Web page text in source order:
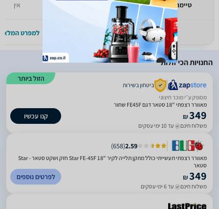
טיימר אין
למפרט המלא >>
אין
למפרט המלא
החנויות הכי זולות
הזול ביותר
ביטחון בשירות
מסופק ע״י מוכר חיצוני
מאוורר רצפתי "18 סטאר דגם FE45F שחור
₪349
משלוח חינם עד 10 ימי עסקים
קנו עכשיו
2.59
(
658
)
מאוורר רצפתי תעשייתי כולל מתקן תלייה לקיר "18 Star FE-45F חזק ושקט סטאר - Star
סטאר
₪349
משלוח חינם עד 6 ימי עסקים
לפרטים נוספים